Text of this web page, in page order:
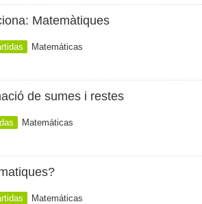
Matemàtiques
Matemáticas
de sumes i restes
Matemáticas
Matemáticas